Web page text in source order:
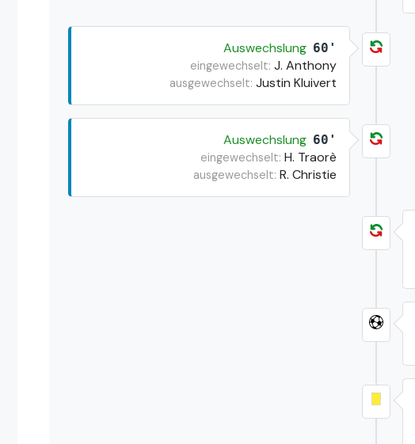
Auswechslung 60'
eingewechselt: J. Anthony
ausgewechselt: Justin Kluivert
Auswechslung 60'
eingewechselt: H. Traorè
ausgewechselt: R. Christie